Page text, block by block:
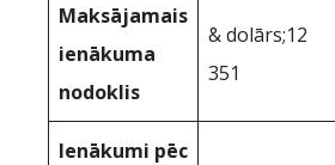
Maksājamais
ienākuma
nodoklis
& dolārs;12
351
Ienākumi pēc